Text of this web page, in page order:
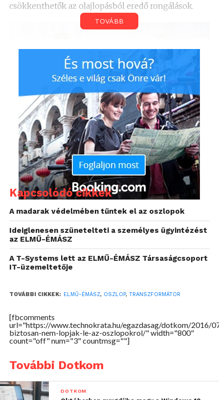
csökkenthetők az olajlopásból eredő rongálások.
A rongálók néhány tízezer forintot érő alumínium
vezető- vagy szigetelőolaj eltulajdonításával milliós
kért okoznak az áramszolgáltatóknak, hiszen ilyen
esetekben a használhatatlanná vált transzformátor
kiesett vevőknek fizetendő esetleges kártérítést, a
rekultivációját is meg kell téríteni.
Az ABB PoleDry típusú száraztranszformátor által
transzformátor ugyanis nem tartalmaz
jóval nehezebb a műgyanta szigetelés miatt, ezért az
TOVÁBB
Kapcsolódó cikkek
A madarak védelmében tűntek el az oszlopok
Ideiglenesen szünetelteti a személyes ügyintézést
az ELMŰ-ÉMÁSZ
A T-Systems lett az ELMŰ-ÉMÁSZ Társaságcsoport
IT-üzemeltetője
TOVÁBBI CIKKEK: ELMŰ-ÉMÁSZ, OSZLOP, TRANSZFORMÁTOR
[fbcomments
url="https://www.technokrata.hu/egazdasag/dotkom/2016/
biztosan-nem-lopjak-le-az-oszlopokrol/" width="800"
count="off" num="3" countmsg=""]
További Dotkom
DOTKOM